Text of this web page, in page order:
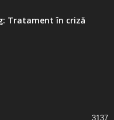
Tratament în criză
3137